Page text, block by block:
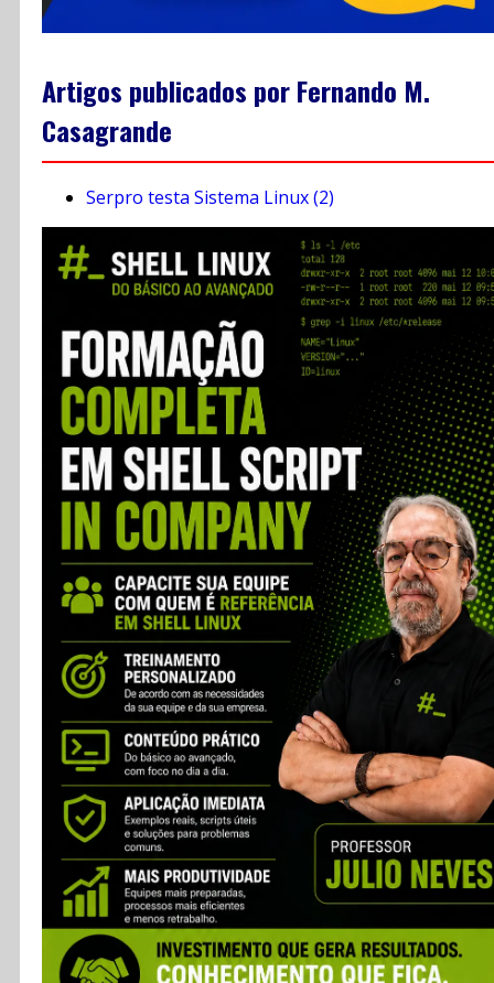
Artigos publicados por Fernando M.
Casagrande
Serpro testa Sistema Linux (2)